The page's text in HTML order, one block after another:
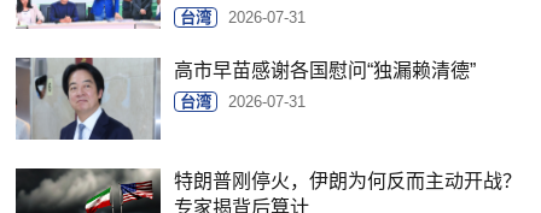
台湾 2026-07-31
高市早苗感谢各国慰问“独漏赖清德”
台湾 2026-07-31
特朗普刚停火，伊朗为何反而主动开战？
专家揭背后算计